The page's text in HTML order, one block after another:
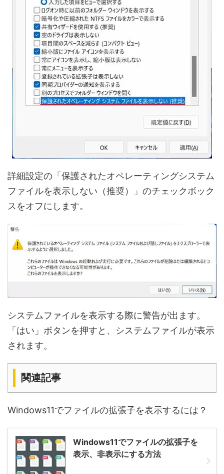
詳細設定の「保護されたオペレーティングシステム
ファイルを表示しない（推奨）」のチェックボック
スをオフにします。
システムファイルを表示する際に警告が出ます。
「はい」ボタンを押すと、システムファイルが表示
されます。
関連記事
Windows11でファイルの拡張子を表示するには？
Windows11でファイルの拡張子を
表示、非表示にする方法